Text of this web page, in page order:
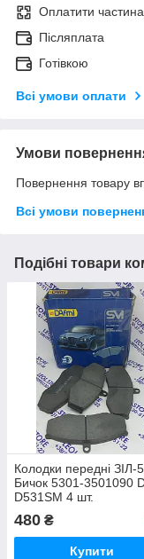
Оплатити
Післяплата
Готівкою
Всі умови оплати
Умови
Повернення товару
Всі умови
Подібні товари
Колодки передні ЗІЛ-
Бичок 5301-3501090
D531SM 4 шт.
480 ₴
Купити